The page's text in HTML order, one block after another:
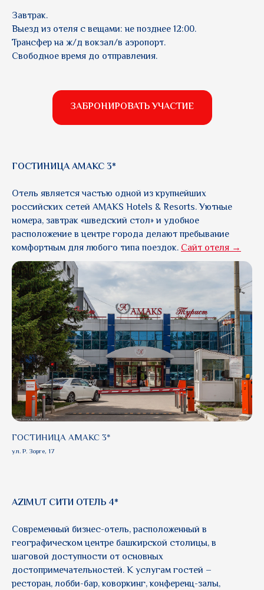
Завтрак.
Выезд из отеля с вещами: не позднее 12:00.
Трансфер на ж/д вокзал/в аэропорт.
Свободное время до отправления.
ЗАБРОНИРОВАТЬ УЧАСТИЕ
ГОСТИНИЦА АМАКС 3*
Отель является частью одной из крупнейших
российских сетей AMAKS Hotels & Resorts. Уютные
номера, завтрак «шведский стол» и удобное
расположение в центре города делают пребывание
комфортным для любого типа поездок.Сайт отеля →
ГОСТИНИЦА АМАКС 3*
ул. Р. Зорге, 17
AZIMUT СИТИ ОТЕЛЬ 4*
Современный бизнес-отель, расположенный в
географическом центре башкирской столицы, в
шаговой доступности от основных
достопримечательностей. К услугам гостей –
ресторан, лобби-бар, коворкинг, конференц-залы,